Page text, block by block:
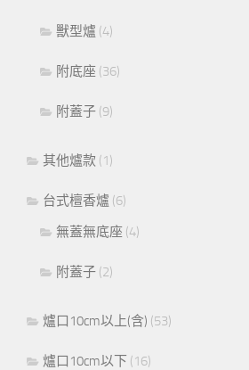
獸型爐 (4)
附底座 (36)
附蓋子 (9)
其他爐款 (1)
台式檀香爐 (6)
無蓋無底座 (4)
附蓋子 (2)
爐口10cm以上(含) (53)
爐口10cm以下 (16)